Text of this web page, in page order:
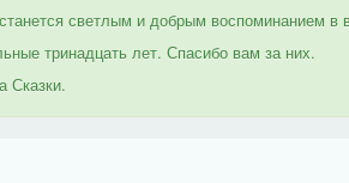
светлым и добрым воспоминанием
тринадцать лет. Спасибо вам за них.
Сказки.